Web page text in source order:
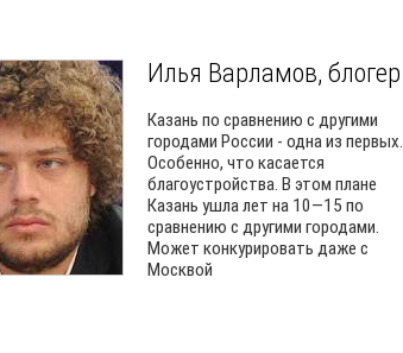
Илья Варламов, блогер
Казань по сравнению с другими
городами России - одна из первых.
Особенно, что касается
благоустройства. В этом плане
Казань ушла лет на 10—15 по
сравнению с другими городами.
Может конкурировать даже с
Москвой